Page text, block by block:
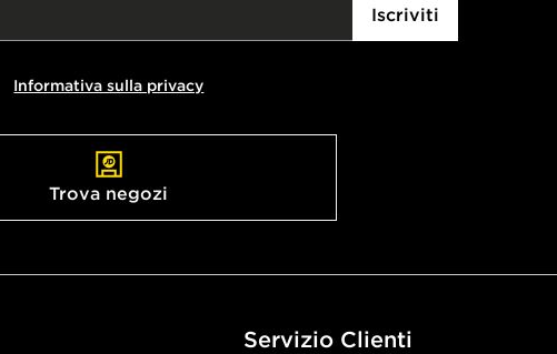
Iscriviti
Informativa sulla privacy
Trova negozi
Servizio Clienti